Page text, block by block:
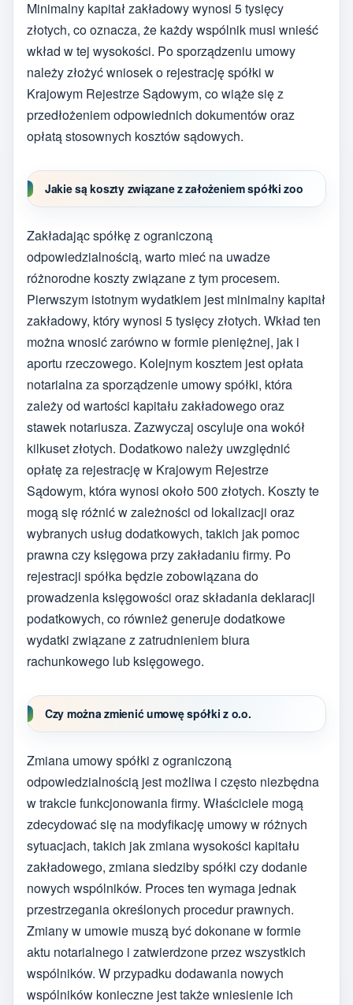
Minimalny kapitał zakładowy wynosi 5 tysięcy
złotych, co oznacza, że każdy wspólnik musi wnieść
wkład w tej wysokości. Po sporządzeniu umowy
należy złożyć wniosek o rejestrację spółki w
Krajowym Rejestrze Sądowym, co wiąże się z
przedłożeniem odpowiednich dokumentów oraz
opłatą stosownych kosztów sądowych.
Jakie są koszty związane z założeniem spółki zoo
Zakładając spółkę z ograniczoną
odpowiedzialnością, warto mieć na uwadze
różnorodne koszty związane z tym procesem.
Pierwszym istotnym wydatkiem jest minimalny kapitał
zakładowy, który wynosi 5 tysięcy złotych. Wkład ten
można wnosić zarówno w formie pieniężnej, jak i
aportu rzeczowego. Kolejnym kosztem jest opłata
notarialna za sporządzenie umowy spółki, która
zależy od wartości kapitału zakładowego oraz
stawek notariusza. Zazwyczaj oscyluje ona wokół
kilkuset złotych. Dodatkowo należy uwzględnić
opłatę za rejestrację w Krajowym Rejestrze
Sądowym, która wynosi około 500 złotych. Koszty te
mogą się różnić w zależności od lokalizacji oraz
wybranych usług dodatkowych, takich jak pomoc
prawna czy księgowa przy zakładaniu firmy. Po
rejestracji spółka będzie zobowiązana do
prowadzenia księgowości oraz składania deklaracji
podatkowych, co również generuje dodatkowe
wydatki związane z zatrudnieniem biura
rachunkowego lub księgowego.
Czy można zmienić umowę spółki z o.o.
Zmiana umowy spółki z ograniczoną
odpowiedzialnością jest możliwa i często niezbędna
w trakcie funkcjonowania firmy. Właściciele mogą
zdecydować się na modyfikację umowy w różnych
sytuacjach, takich jak zmiana wysokości kapitału
zakładowego, zmiana siedziby spółki czy dodanie
nowych wspólników. Proces ten wymaga jednak
przestrzegania określonych procedur prawnych.
Zmiany w umowie muszą być dokonane w formie
aktu notarialnego i zatwierdzone przez wszystkich
wspólników. W przypadku dodawania nowych
wspólników konieczne jest także wniesienie ich